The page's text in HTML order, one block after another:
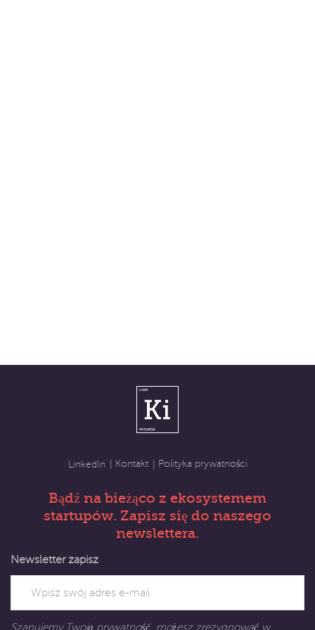
LinkedIn Kontakt Polityka prywatności
Bądź na bieżąco z ekosystemem
startupów. Zapisz się do naszego
newslettera.
Newsletter zapisz
Szanujemy Twoją prywatność, możesz zrezygnować w